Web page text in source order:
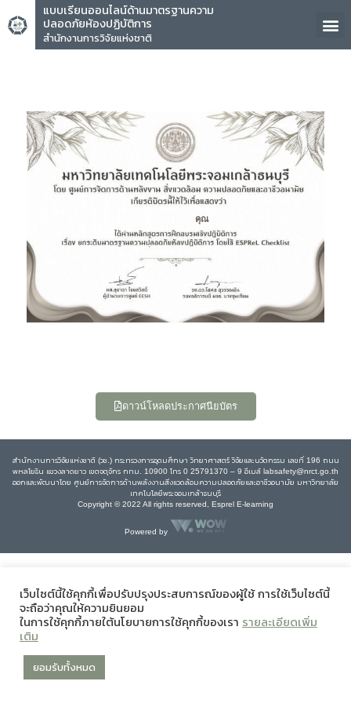
แบบเรียนออนไลน์ด้านมาตรฐานความ
ปลอดภัยห้องปฏิบัติการ
สำนักงานการวิจัยแห่งชาติ
คุณ
ดาวน์โหลดประกาศนียบัตร
สำนักงานการวิจัยแห่งชาติ (วช.) กระทรวงการอุดมศึกษา วิทยาศาสตร์ วิจัยและนวัตกรรม เลขที่ 196 ถนน
พหลโยธิน แขวงลาดยาว เขตจตุจักร กทม. 10900 โทร 0 25791370 – 9 อีเมล์ labsafety@nrct.go.th
ออกและพัฒนาโดย ศูนย์การจัดการด้านพลังงานสิ่งแวดล้อมความปลอดภัยและอาชีวอนามัย มหาวิทยาลัย
เทคโนโลยีพระจอมเกล้าธนบุรี
Copyright © 2022 All rights reserved, Esprel E-learning
Powered by
เว็บไซต์นี้ใช้คุกกี้เพื่อปรับปรุงประสบการณ์ของผู้ใช้ การใช้เว็บไซต์นี้
จะถือว่าคุณให้ความยินยอม
ในการใช้คุกกี้ภายใต้นโยบายการใช้คุกกี้ของเรา รายละเอียดเพิ่ม
เติม
ยอมรับทั้งหมด